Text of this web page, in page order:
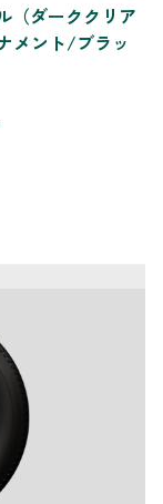
（ダーククリア
メント/ブラッ